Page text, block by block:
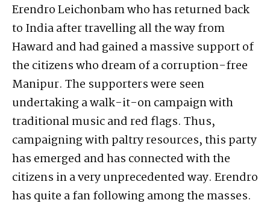
Erendro Leichonbam who has returned back
to India after travelling all the way from
Haward and had gained a massive support of
the citizens who dream of a corruption-free
Manipur. The supporters were seen
undertaking a walk-it-on campaign with
traditional music and red flags. Thus,
campaigning with paltry resources, this party
has emerged and has connected with the
citizens in a very unprecedented way. Erendro
has quite a fan following among the masses.